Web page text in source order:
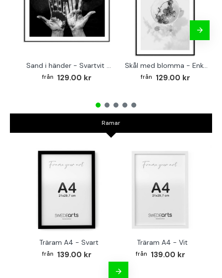
Sand i händer - Svartvit affisch
129.00 kr
Skål med blomma - Enkel botanisk plansch
129.00 kr
Ramar
Träram A4 - Svart
139.00 kr
Träram A4 - Vit
139.00 kr